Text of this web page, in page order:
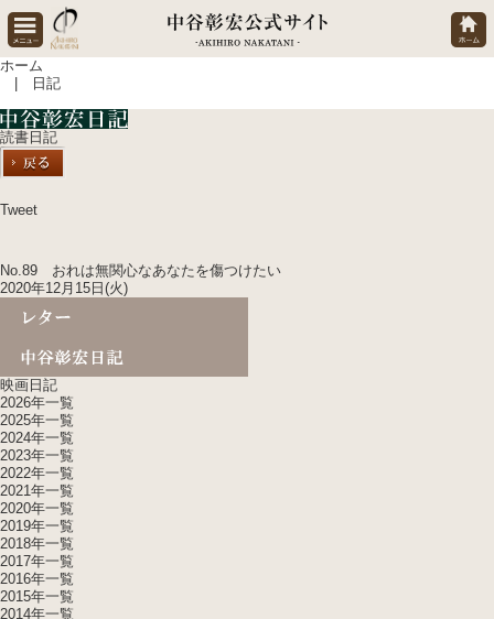
ホーム
| 日記
読書日記
Tweet
No.89 おれは無関心なあなたを傷つけたい
2020年12月15日(火)
映画日記
2026年一覧
2025年一覧
2024年一覧
2023年一覧
2022年一覧
2021年一覧
2020年一覧
2019年一覧
2018年一覧
2017年一覧
2016年一覧
2015年一覧
2014年一覧